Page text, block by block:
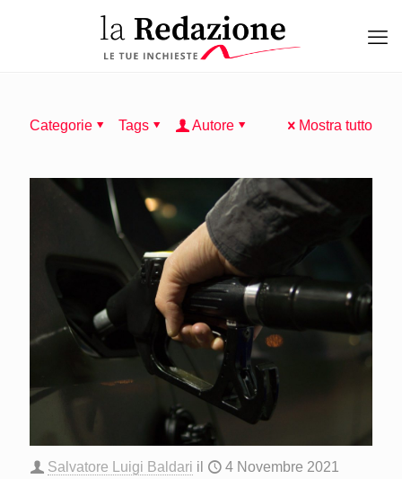
Categorie Tags Autore Mostra tutto
Salvatore Luigi Baldari il 4 Novembre 2021